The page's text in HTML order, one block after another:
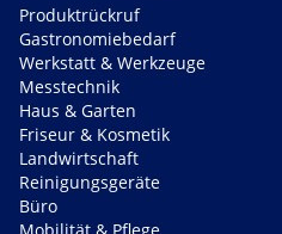
Produktrückruf
Gastronomiebedarf
Werkstatt & Werkzeuge
Messtechnik
Haus & Garten
Friseur & Kosmetik
Landwirtschaft
Reinigungsgeräte
Büro